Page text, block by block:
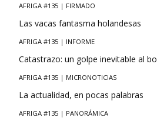
AFRIGA #135 | FIRMADO
Las vacas fantasma holandesas
AFRIGA #135 | INFORME
Catastrazo: un golpe inevitable al
AFRIGA #135 | MICRONOTICIAS
La actualidad, en pocas palabras
AFRIGA #135 | PANORÁMICA